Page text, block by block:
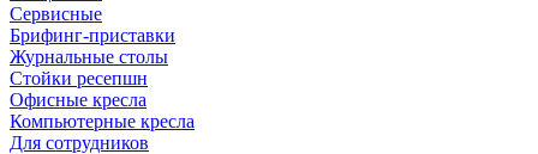
Сервисные
Брифинг-приставки
Журнальные столы
Стойки ресепшн
Офисные кресла
Компьютерные кресла
Для сотрудников